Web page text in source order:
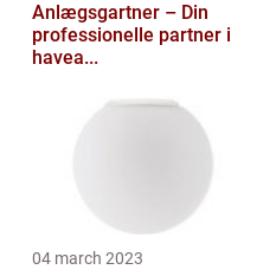
Anlægsgartner – Din
professionelle partner i
havea...
04 march 2023